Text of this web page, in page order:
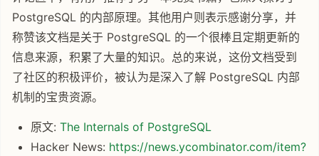
PostgreSQL 的内部原理。其他用户则表示感谢分享，并
称赞该文档是关于 PostgreSQL 的一个很棒且定期更新的
信息来源，积累了大量的知识。总的来说，这份文档受到
了社区的积极评价，被认为是深入了解 PostgreSQL 内部
机制的宝贵资源。
原文: The Internals of PostgreSQL
Hacker News: https://news.ycombinator.com/item?